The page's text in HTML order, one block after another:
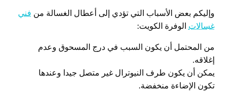
وإليكم بعض الأسباب التي تؤدي إلى أعطال الغسالة من فني
غسالات الوفرة الكويت:
من المحتمل أن يكون السبب في درج المسحوق وعدم
إغلاقه.
يمكن أن يكون طرف النيوترال غير متصل جيدا وعندها
تكون الإضاءة منخفضة.